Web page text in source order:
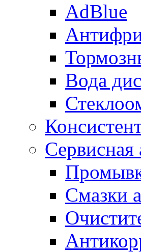
AdBlue
Вода
Сервисная
Смазки